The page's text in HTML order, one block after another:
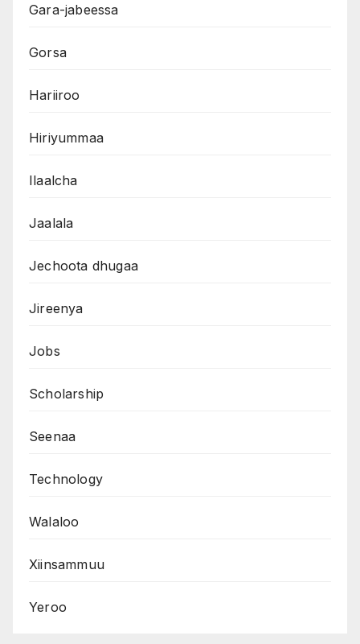
Gara-jabeessa
Gorsa
Hariiroo
Hiriyummaa
Ilaalcha
Jaalala
Jechoota dhugaa
Jireenya
Jobs
Scholarship
Seenaa
Technology
Walaloo
Xiinsammuu
Yeroo